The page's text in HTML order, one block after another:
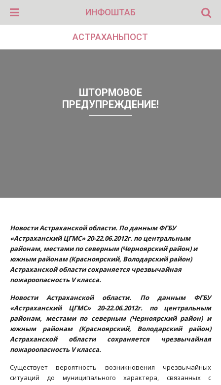
ИНФОШТАБ
АСТРАХАНЬПОСТ
ШТОРМОВОЕ
ПРЕДУПРЕЖДЕНИЕ!
Новости Астраханской области. По данным ФГБУ
«Астраханский ЦГМС» 20-22.06.2012г. по центральным
районам, местами по северным (Черноярский район) и
южным районам (Красноярский, Володарский район)
Астраханской области сохраняется чрезвычайная
пожароопасность V класса.
Новости Астраханской области. По данным ФГБУ
«Астраханский ЦГМС» 20-22.06.2012г. по центральным
районам, местами по северным (Черноярский район) и
южным районам (Красноярский, Володарский район)
Астраханской области сохраняется чрезвычайная
пожароопасность V класса.
Существует вероятность возникновения чрезвычайных
ситуаций до муниципального характера, связанных с